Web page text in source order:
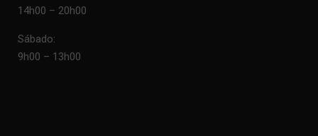
14h00 – 20h00
Sábado:
9h00 – 13h00